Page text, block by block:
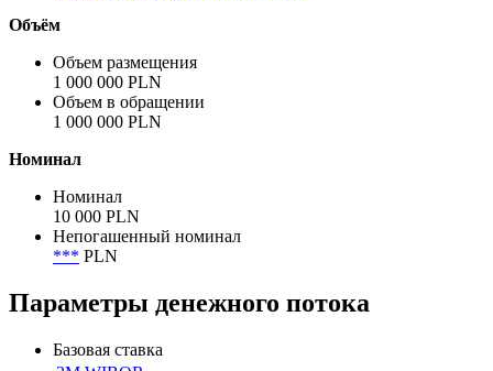
Объём
Объем размещения
1 000 000 PLN
Объем в обращении
1 000 000 PLN
Номинал
Номинал
10 000 PLN
Непогашенный номинал
*** PLN
Параметры денежного потока
Базовая ставка